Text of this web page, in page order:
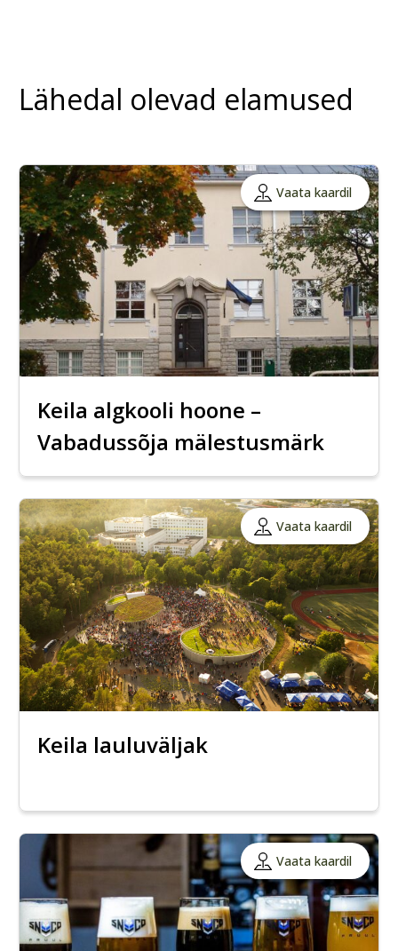
Lähedal olevad elamused
Vaata kaardil
Keila algkooli hoone –
Vabadussõja mälestusmärk
Vaata kaardil
Keila lauluväljak
Vaata kaardil